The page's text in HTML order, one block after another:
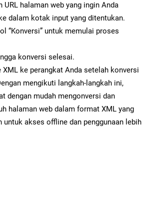
URL halaman web yang ingin Anda
dalam kotak input yang ditentukan.
“Konversi” untuk memulai proses
konversi selesai.
XML ke perangkat Anda setelah konversi
mengikuti langkah-langkah ini,
dengan mudah mengonversi dan
halaman web dalam format XML yang
untuk akses offline dan penggunaan lebih